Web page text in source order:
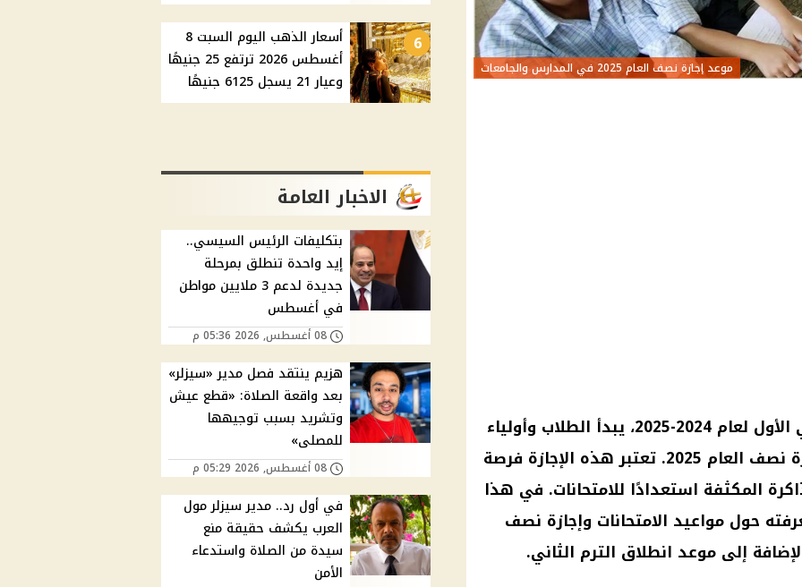
موعد إجازة نصف العام 2025 في المدارس والجامعات
مع اقتراب نهاية الفصل الدراسي الأول لعام 2024-2025، يبدأ الطلاب وأولياء
الأمور في البحث عن تفاصيل إجازة نصف العام 2025. تعتبر هذه الإجازة فرصة
المكثفة استعدادًا للامتحانات. في هذا
حول مواعيد الامتحانات وإجازة نصف
إلى موعد انطلاق الترم الثاني.
6
أسعار الذهب اليوم السبت 8
أغسطس 2026 ترتفع 25 جنيهًا
وعيار 21 يسجل 6125 جنيهًا
الاخبار العامة
بتكليفات الرئيس السيسي..
إيد واحدة تنطلق بمرحلة
جديدة لدعم 3 ملايين مواطن
في أغسطس
08 أغسطس, 2026 05:36 م
هزيم ينتقد فصل مدير «سيزلر»
بعد واقعة الصلاة: «قطع عيش
وتشريد بسبب توجيهها
للمصلى»
08 أغسطس, 2026 05:29 م
في أول رد.. مدير سيزلر مول
العرب يكشف حقيقة منع
سيدة من الصلاة واستدعاء
الأمن